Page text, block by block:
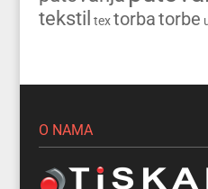
tekstil tex torbatorbe
O NAMA